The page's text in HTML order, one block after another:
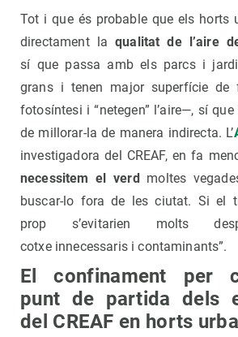
Tot i que és probable que els horts
directament laqualitat de l’aire
sí que passa amb els parcs i
grans i tenen major superfície
fotosíntesi i “netegen” l’aire—, sí
de millorar-la de manera indirecta. L’
investigadora del CREAF, en fa
necessitem el verdmoltes
buscar-lo fora de les ciutat. Si el
prop s’evitarien molts
cotxe innecessaris i contaminants”.
El confinament per
punt de partida dels
del CREAF en horts